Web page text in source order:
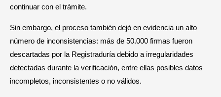
continuar con el trámite.
Sin embargo, el proceso también dejó en evidencia un alto
número de inconsistencias: más de 50.000 firmas fueron
descartadas por la Registraduría debido a irregularidades
detectadas durante la verificación, entre ellas posibles datos
incompletos, inconsistentes o no válidos.